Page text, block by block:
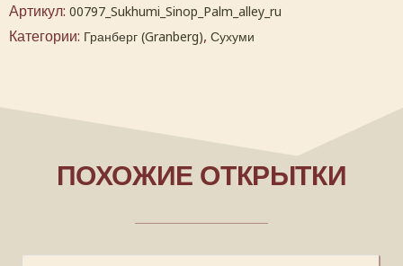
Артикул: 00797_Sukhumi_Sinop_Palm_alley_ru
Категории: Гранберг (Granberg), Сухуми
ПОХОЖИЕ ОТКРЫТКИ